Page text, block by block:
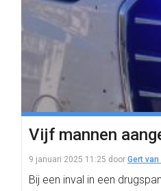
Vijf mannen
9 januari 2025 11:25 door Gert
Bij een inval in een